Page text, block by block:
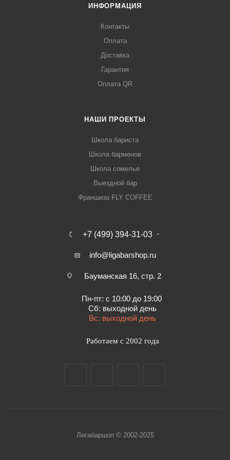
ИНФОРМАЦИЯ
Контакты
Оплата
Доставка
Гарантия
Оплата QR
НАШИ ПРОЕКТЫ
Школа бариста
Школа барменов
Школа сомелье
Выездной бар
Франшиза FLY COFFEE
+7 (499) 394-31-03
info@ligabarshop.ru
Бауманская 16, стр. 2
Пн-пт: с 10:00 до 19:00
Сб: выходной день
Вс: выходной день
Работаем с 2002 года
Лигабаршоп © 2002-2025